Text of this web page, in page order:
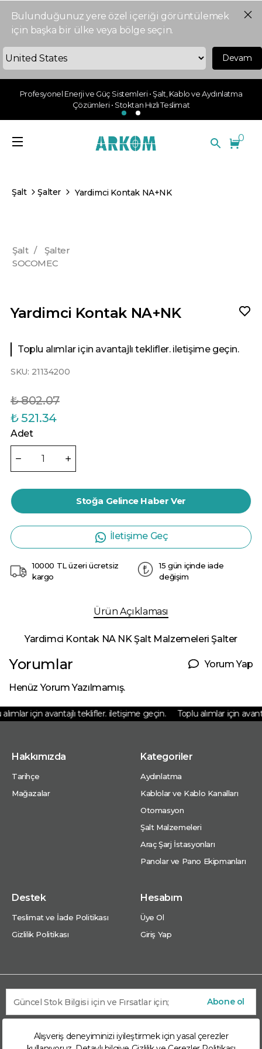
Bulunduğunuz yere özel içeriği görüntülemek
için başka bir ülke veya bölge seçin.
Devam
Profesyonel Enerji ve Güç Sistemleri • Şalt, Kablo ve Aydınlatma
Çözümleri • Stoktan Hızlı Teslimat
0
Alışveriş deneyiminizi iyileştirmek için yasal çerezler
Şalt Şalter Yardimci Kontak NA+NK
Şalt /
Şalter
SOCOMEC
Yardimci Kontak NA+NK
Toplu alımlar için avantajlı teklifler. iletişime geçin.
SKU: 21134200
₺ 802.07
₺ 521.34
Adet
Stoğa Gelince Haber Ver
İletişime Geç
10000 TL üzeri ücretsiz
kargo
15 gün içinde iade
değişim
Ürün Açıklaması
Yardimci Kontak NA NK Şalt Malzemeleri Şalter
Yorumlar Yorum Yap
Henüz Yorum Yazılmamış.
için avantajlı teklifler. iletişime geçin. Toplu alımlar için
Hakkımızda
Tarihçe
Mağazalar
Kategoriler
Aydınlatma
Kablolar ve Kablo Kanalları
Otomasyon
Şalt Malzemeleri
Araç Şarj İstasyonları
Panolar ve Pano Ekipmanları
Destek
Teslimat ve İade Politikası
Gizlilik Politikası
Hesabım
Üye Ol
Giriş Yap
Abone ol